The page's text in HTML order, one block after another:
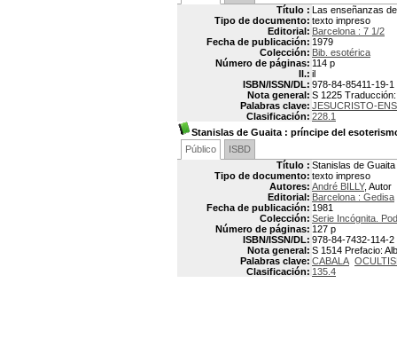
Título : Las enseñanzas
Tipo de documento: texto impreso
Editorial: Barcelona : 7 1/2
Fecha de publicación: 1979
Colección: Bib. esotérica
Número de páginas: 114 p
Il.: il
ISBN/ISSN/DL: 978-84-85411-19-1
Nota general: S 1225
Palabras clave: JESUCRISTO-
Clasificación: 228.1
Stanislas de Guaita : príncipe del
Público
ISBD
Título : Stanislas de
Tipo de documento: texto impreso
Autores: André BILLY, Autor
Editorial: Barcelona : Gedisa
Fecha de publicación: 1981
Colección: Serie Incógnita.
Número de páginas: 127 p
ISBN/ISSN/DL: 978-84-7432-114-2
Nota general: S 1514 Prefacio:
Palabras clave: CABALA
Clasificación: 135.4